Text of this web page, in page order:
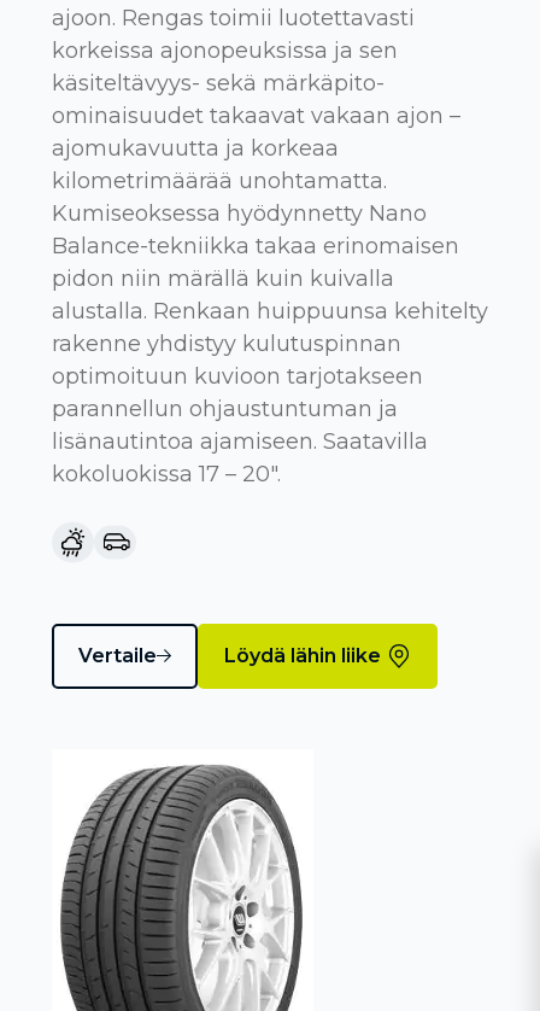
ajoon. Rengas toimii luotettavasti
korkeissa ajonopeuksissa ja sen
käsiteltävyys- sekä märkäpito-
ominaisuudet takaavat vakaan ajon –
ajomukavuutta ja korkeaa
kilometrimäärää unohtamatta.
Kumiseoksessa hyödynnetty Nano
Balance-tekniikka takaa erinomaisen
pidon niin märällä kuin kuivalla
alustalla. Renkaan huippuunsa kehitelty
rakenne yhdistyy kulutuspinnan
optimoituun kuvioon tarjotakseen
parannellun ohjaustuntuman ja
lisänautintoa ajamiseen. Saatavilla
kokoluokissa 17 – 20".
Vertaile Löydä lähin liike